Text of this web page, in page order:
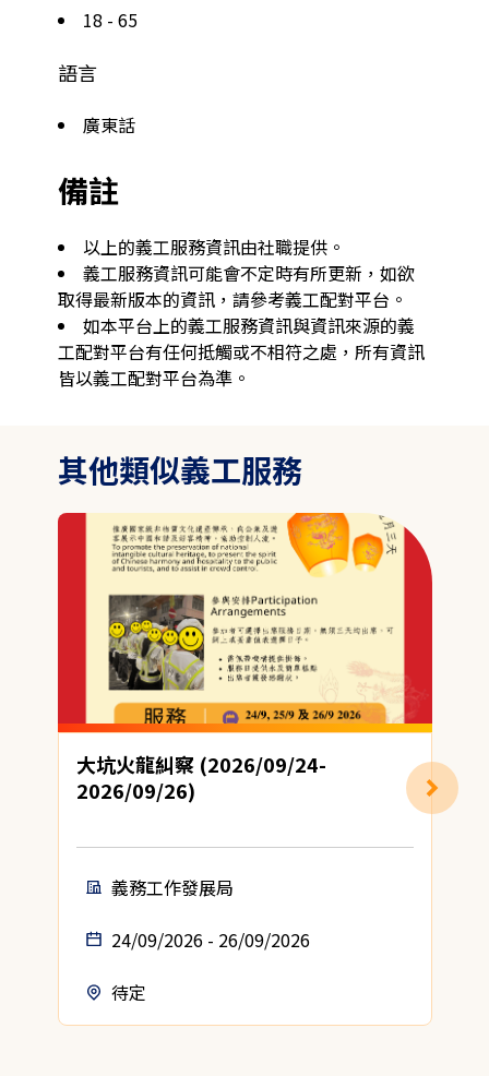
18 - 65
語言
廣東話
備註
以上的義工服務資訊由社職提供。
義工服務資訊可能會不定時有所更新，如欲
取得最新版本的資訊，請參考義工配對平台。
如本平台上的義工服務資訊與資訊來源的義
工配對平台有任何抵觸或不相符之處，所有資訊
皆以義工配對平台為準。
其他類似義工服務
大坑火龍糾察 (2026/09/24-
2026/09/26)
義務工作發展局
24/09/2026 - 26/09/2026
待定